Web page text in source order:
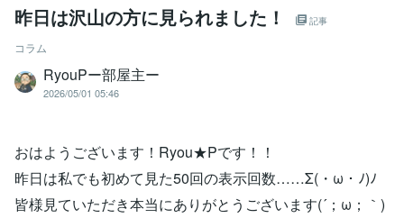
昨日は沢山の方に見られました！ 記事
コラム
RyouPー部屋主ー
2026/05/01 05:46
おはようございます！Ryou★Pです！！
昨日は私でも初めて見た50回の表示回数……Σ(・ω・ﾉ)ﾉ
皆様見ていただき本当にありがとうございます(´；ω；｀)